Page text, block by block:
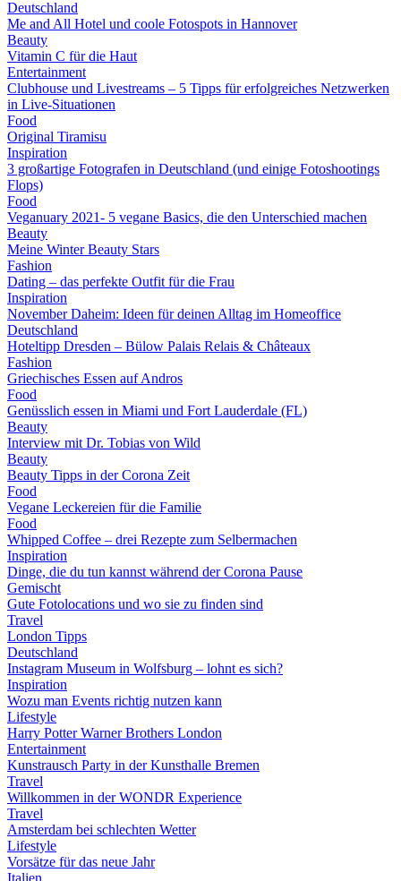
Deutschland
Me and All Hotel und coole Fotospots in Hannover
Beauty
Vitamin C für die Haut
Entertainment
Clubhouse und Livestreams – 5 Tipps für erfolgreiches Netzwerken
in Live-Situationen
Food
Original Tiramisu
Inspiration
3 großartige Fotografen in Deutschland (und einige Fotoshootings
Flops)
Food
Veganuary 2021- 5 vegane Basics, die den Unterschied machen
Beauty
Meine Winter Beauty Stars
Fashion
Dating – das perfekte Outfit für die Frau
Inspiration
November Daheim: Ideen für deinen Alltag im Homeoffice
Deutschland
Hoteltipp Dresden – Bülow Palais Relais & Châteaux
Fashion
Griechisches Essen auf Andros
Food
Genüsslich essen in Miami und Fort Lauderdale (FL)
Beauty
Interview mit Dr. Tobias von Wild
Beauty
Beauty Tipps in der Corona Zeit
Food
Vegane Leckereien für die Familie
Food
Whipped Coffee – drei Rezepte zum Selbermachen
Inspiration
Dinge, die du tun kannst während der Corona Pause
Gemischt
Gute Fotolocations und wo sie zu finden sind
Travel
London Tipps
Deutschland
Instagram Museum in Wolfsburg – lohnt es sich?
Inspiration
Wozu man Events richtig nutzen kann
Lifestyle
Harry Potter Warner Brothers London
Entertainment
Kunstrausch Party in der Kunsthalle Bremen
Travel
Willkommen in der WONDR Experience
Travel
Amsterdam bei schlechten Wetter
Lifestyle
Vorsätze für das neue Jahr
Italien